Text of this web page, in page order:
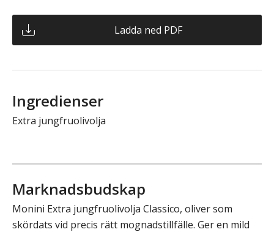
Ladda ned PDF
Ingredienser
Extra jungfruolivolja
Marknadsbudskap
Monini Extra jungfruolivolja Classico, oliver som
skördats vid precis rätt mognadstillfälle. Ger en mild